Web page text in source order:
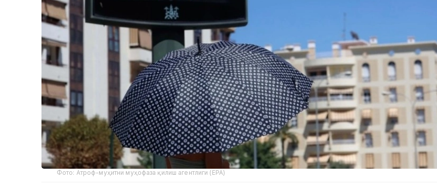
Фото: Атроф-муҳитни муҳофаза қилиш агентлиги (EPA)